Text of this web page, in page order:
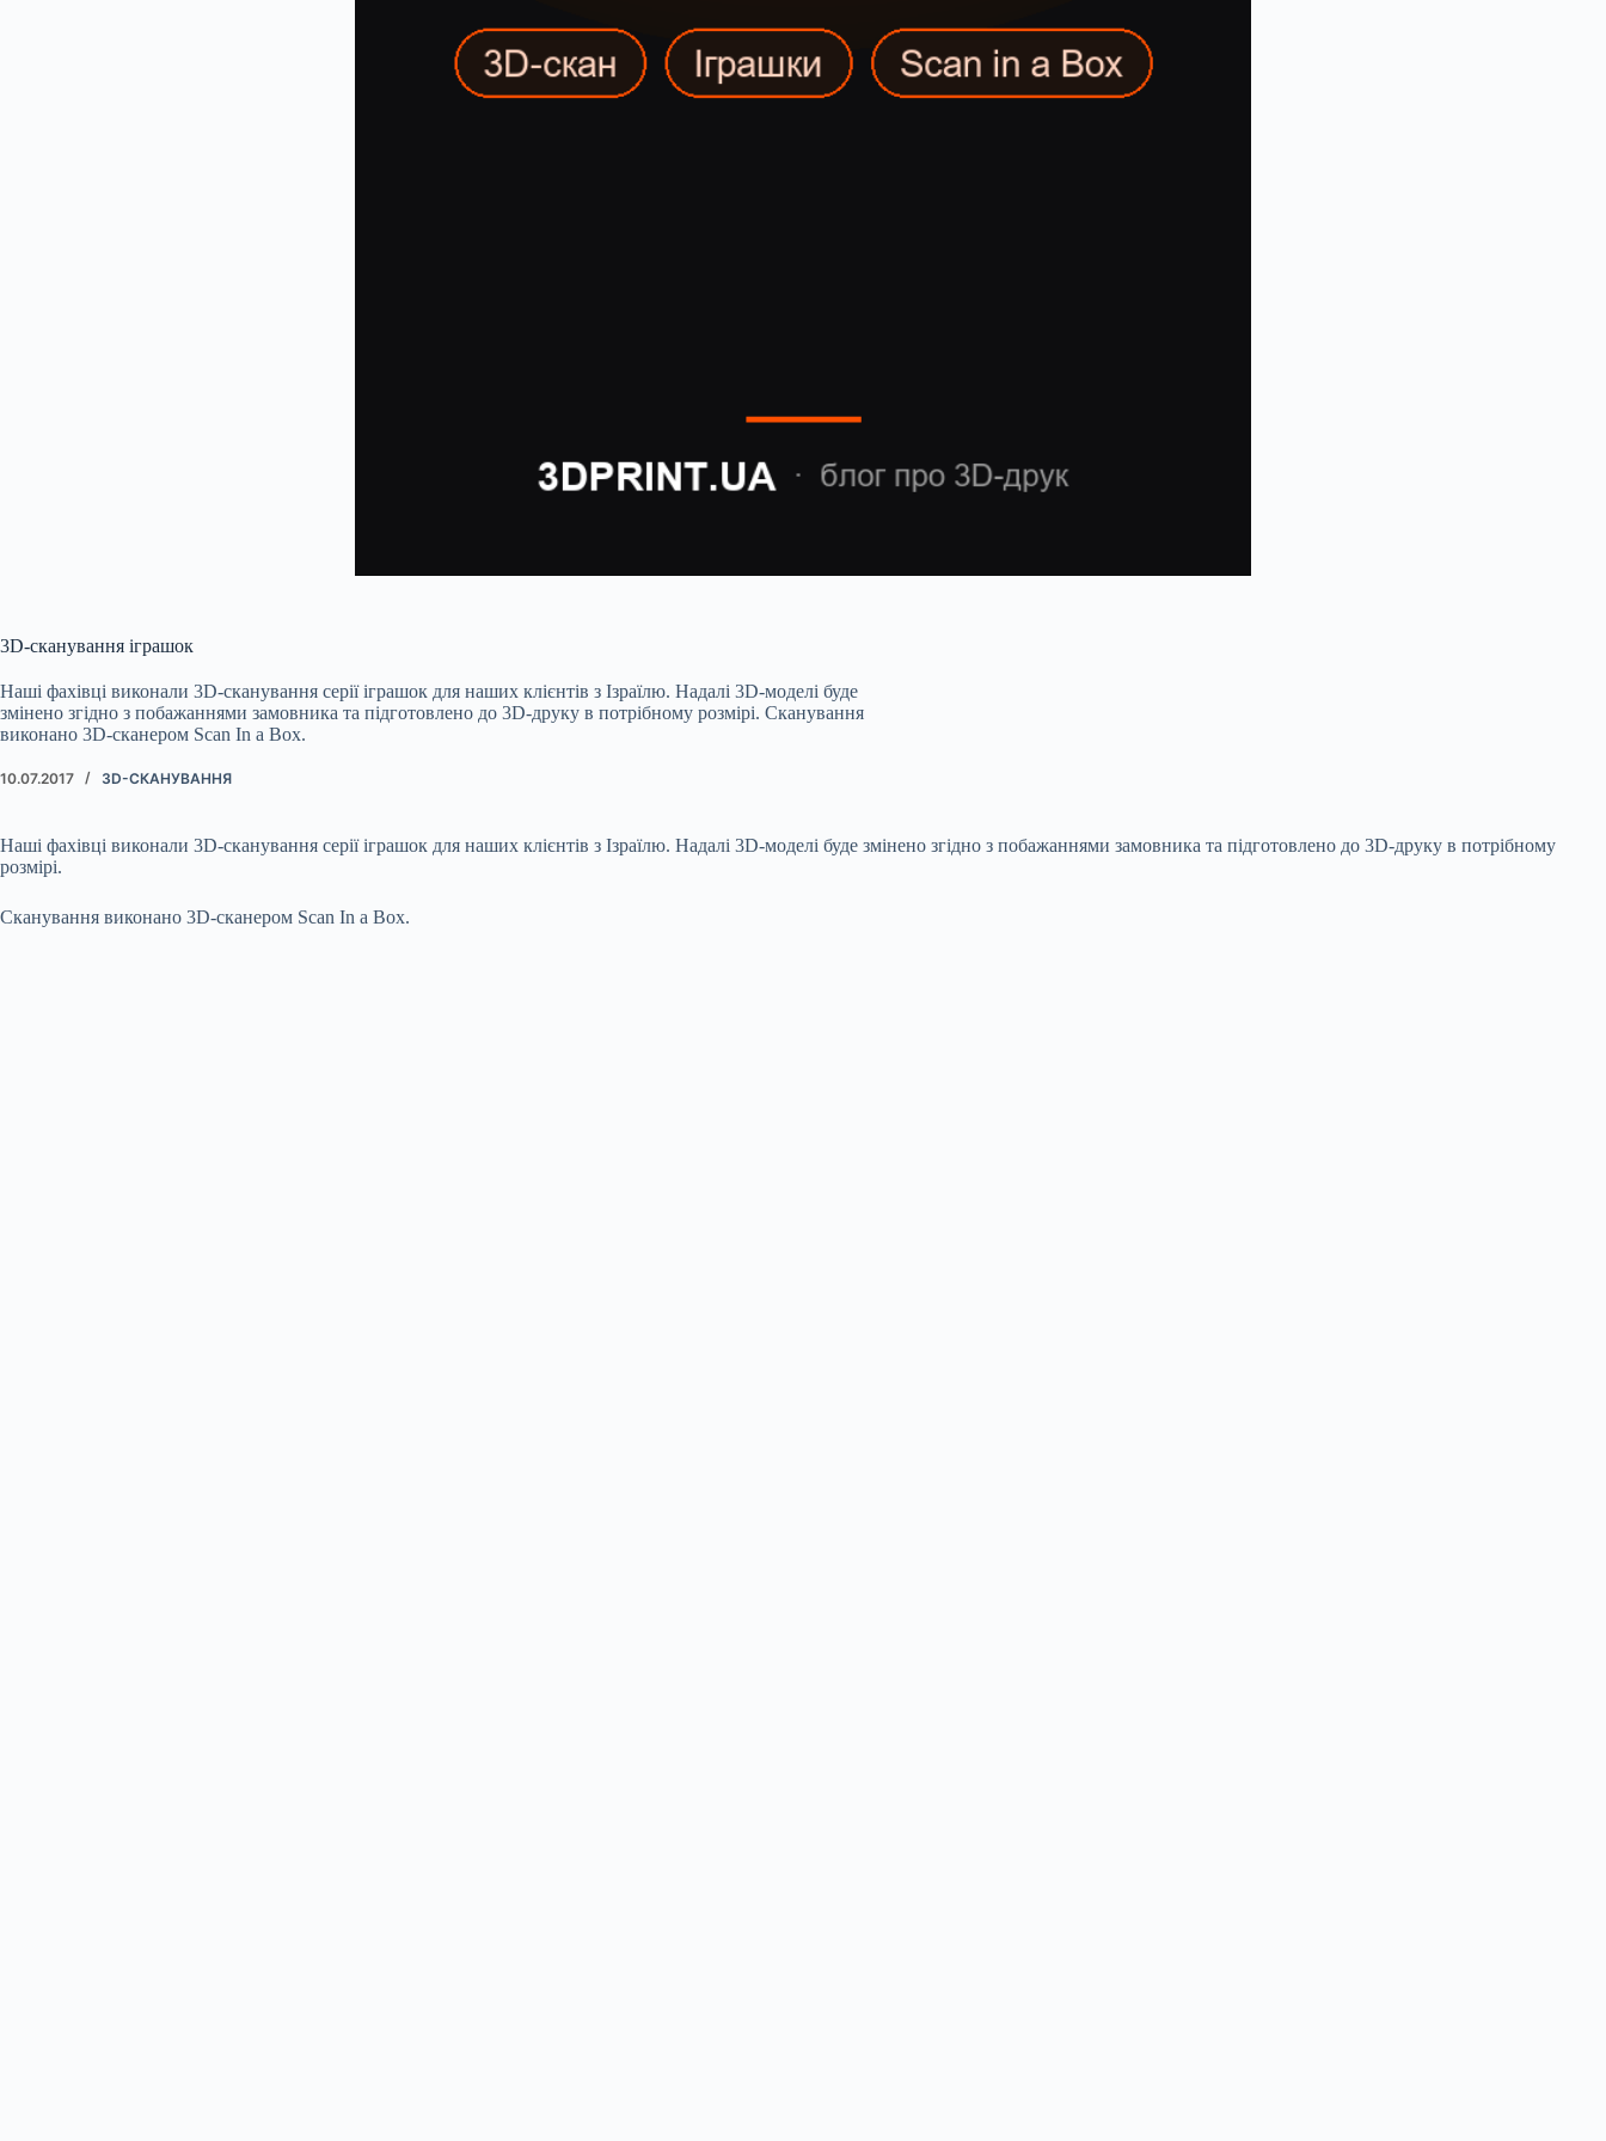
3D-сканування іграшок
Наші фахівці виконали 3D-сканування серії іграшок для наших клієнтів з Ізраїлю. Надалі 3D-моделі буде
змінено згідно з побажаннями замовника та підготовлено до 3D-друку в потрібному розмірі. Сканування
виконано 3D-сканером Scan In a Box.
10.07.2017 3D-СКАНУВАННЯ
Наші фахівці виконали 3D-сканування серії іграшок для наших клієнтів з Ізраїлю. Надалі 3D-моделі буде змінено згідно з побажаннями замовника та підготовлено до 3D-друку в потрібному
розмірі.
Сканування виконано 3D-сканером Scan In a Box.